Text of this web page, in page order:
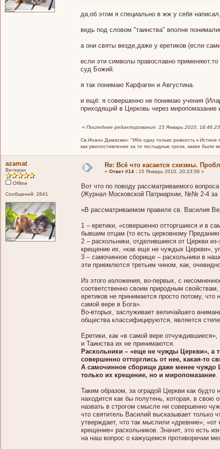
да,об этом я специально в жж у себя
ведь под словом "таинства" вполне
а они святы везде,даже у еретиков (если
если эти символы православно
суд Божий.
я так понимаю Карфаген и Августина.
и ещё: я совершенно не понимаю учения
приходящий в Церковь через миропомазание
« Последнее редактирование: 15 Январь 2010,
Св.Иоанн Дамаскин: "Ибо одну только ревность к
как умилостивление за те постыдные грехи, какие были
azamat
Ветеран
Offline
Сообщений: 2841
Re: Всё что касается схизмы.
« Ответ #14 : 15 Январь 2010, 20:23:56 »
Вот что по поводу рассматриваемого
(Журнал Московской Патриархии, №№ 2-4 за
«В рассматриваемом правиле св. Василия
1 – еретики, «совершенно отторгшиеся и в
бывшим отцам (то есть церковному
2 – раскольники, отделившиеся от Церкви
крещение их, «как еще не чуждых Церкви»,
3 – самочинное сборище – раскольники в
эти приемлются третьим чином, как,
Из этого изложения, во-первых, с
соответственно своим природным
еретиков не принимается просто потому,
самой вере в Бога».
Во-вторых, заслуживает величайшего
общества классифицируются, является
Еретики, как «в самой вере
и Таинства их не принимаются.
Раскольники – «еще не чужды Церкви», а
совершенно отторглись от нее, какая-то
А самочинное сборище даже менее чуждо
только их крещение, но и миропомазание
Таким образом, за оградой Церкви как
находится как бы полутень, которая, в свою
назвать в строгом смысле ни совершенно
что святитель Василий высказывает только
утверждает, что так мыслили «древние»,
крещение» раскольников. Значит, это есть
на наш вопрос о кажущемся противоречии